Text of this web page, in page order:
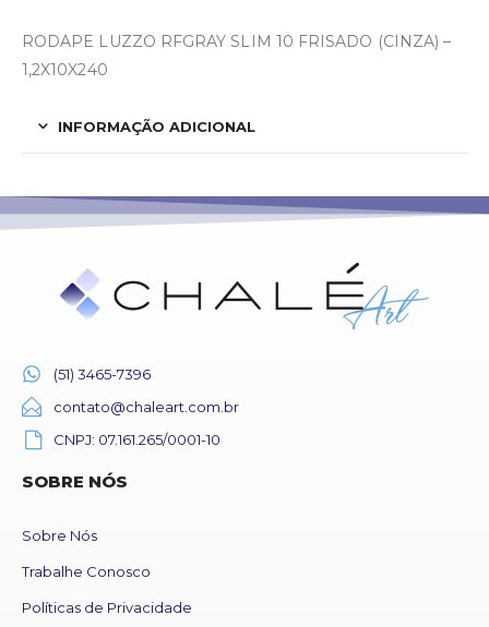
RODAPE LUZZO RFGRAY SLIM 10 FRISADO (CINZA) –
1,2X10X240
INFORMAÇÃO ADICIONAL
(51) 3465-7396
contato@chaleart.com.br
CNPJ: 07.161.265/0001-10
SOBRE NÓS
Sobre Nós
Trabalhe Conosco
Políticas de Privacidade